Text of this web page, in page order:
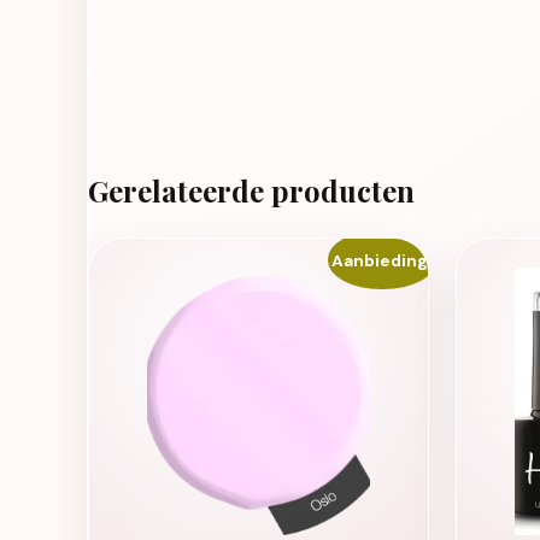
Gerelateerde producten
Aanbieding!